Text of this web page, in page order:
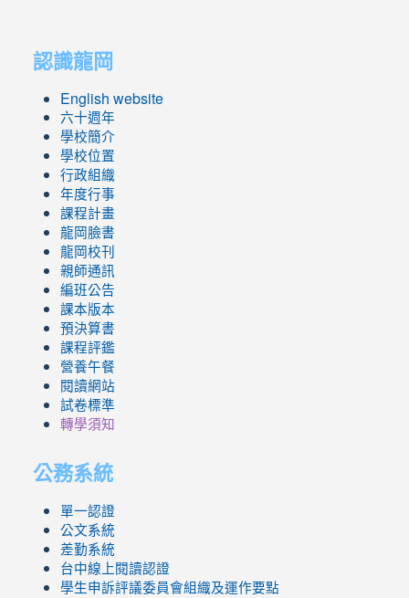
認識龍岡
English website
六十週年
學校簡介
學校位置
行政組織
年度行事
課程計畫
龍岡臉書
龍岡校刊
親師通訊
編班公告
課本版本
預決算書
課程評鑑
營養午餐
閱讀網站
試卷標準
轉學須知
公務系統
單一認證
公文系統
差勤系統
台中線上閱讀認證
學生申訴評議委員會組織及運作要點